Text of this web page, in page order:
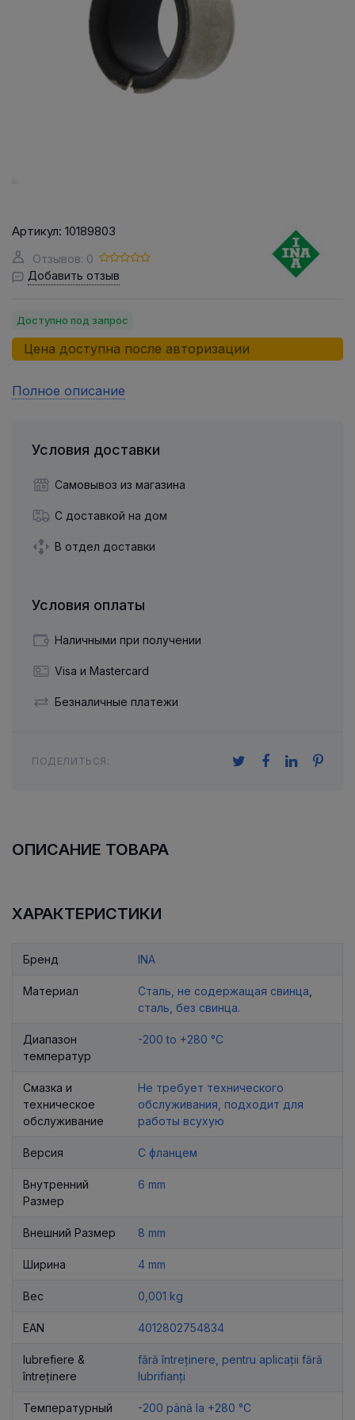
Артикул: 10189803
Отзывов: 0
Добавить отзыв
Доступно под запрос
Цена доступна после авторизации
Полное описание
Условия доставки
Самовывоз из магазина
С доставкой на дом
В отдел доставки
Условия оплаты
Наличными при получении
Visa и Mastercard
Безналичные платежи
ПОДЕЛИТЬСЯ:
ОПИСАНИЕ ТОВАРА
ХАРАКТЕРИСТИКИ
Бренд INA
Материал Сталь, не содержащая свинца
сталь, без свинца.
Диапазон
температур
-200 to +280 °C
Смазка и
техническое
обслуживание
Не требует технического
обслуживания, подходит для
работы всухую
Версия С фланцем
Внутренний
Размер
6 mm
Внешний Размер 8 mm
Ширина 4 mm
Вес 0,001 kg
EAN 4012802754834
lubrefiere &
întreținere
fără întreținere, pentru aplicații fără
lubrifianți
Температурный
-200 până la +280 °C